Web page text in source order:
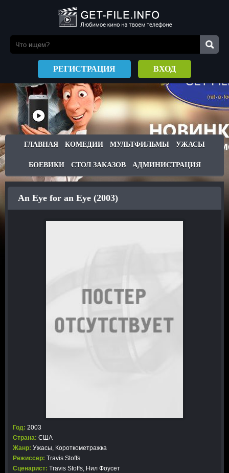
РЕГИСТРАЦИЯ ВХОД
ГЛАВНАЯ КОМЕДИИ МУЛЬТФИЛЬМЫ УЖАСЫ
БОЕВИКИ СТОЛ ЗАКАЗОВ АДМИНИСТРАЦИЯ
An Eye for an Eye (2003)
Год: 2003
Страна: США
Жанр: Ужасы, Короткометражка
Режиссер: Travis Stoffs
Сценарист: Travis Stoffs, Нил Фоусет